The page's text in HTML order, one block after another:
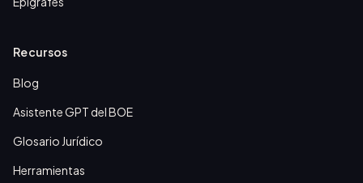
Recursos
Blog
Asistente GPT del BOE
Glosario Jurídico
Herramientas